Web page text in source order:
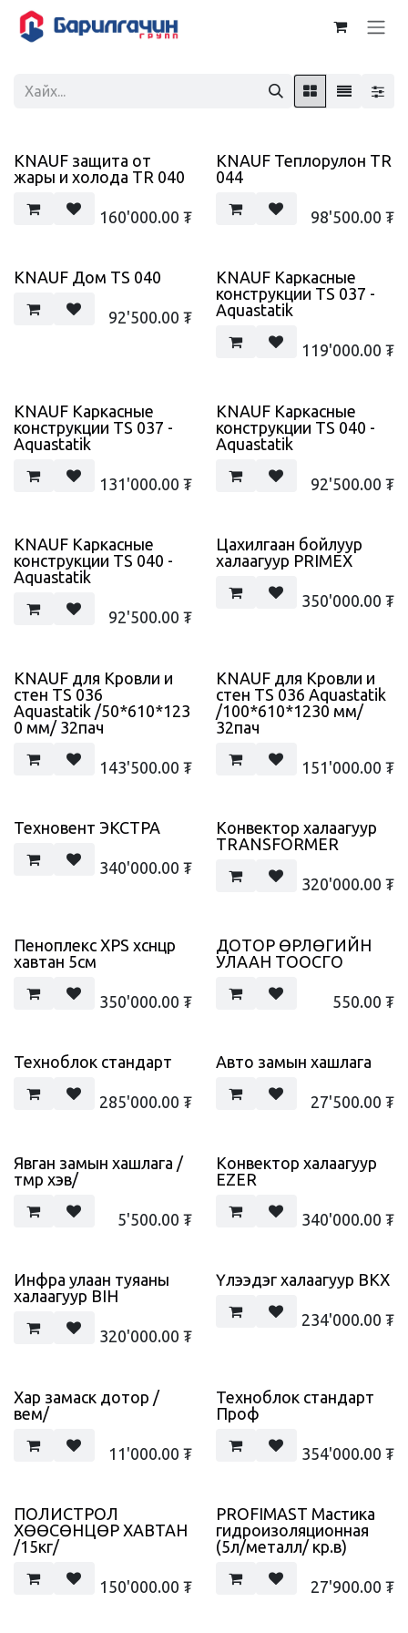
Skip to Content
KNAUF защита от
жары и холода TR 040
160'000.00 ₮
KNAUF Теплорулон TR
044
98'500.00 ₮
KNAUF Дом TS 040
92'500.00 ₮
KNAUF Каркасные
конструкции TS 037 -
Aquastatik
119'000.00 ₮
KNAUF Каркасные
конструкции TS 037 -
Aquastatik
131'000.00 ₮
KNAUF Каркасные
конструкции TS 040 -
Aquastatik
92'500.00 ₮
KNAUF Каркасные
конструкции TS 040 -
Aquastatik
92'500.00 ₮
Цахилгаан бойлуур
халаагуур PRIMEX
350'000.00 ₮
KNAUF для Кровли и
стен TS 036
Aquastatik /50*610*123
0 мм/ 32пач
143'500.00 ₮
KNAUF для Кровли и
стен TS 036 Aquastatik
/100*610*1230 мм/
32пач
151'000.00 ₮
Техновент ЭКСТРА
340'000.00 ₮
Конвектор халаагуур
TRANSFORMER
320'000.00 ₮
Пеноплекс XPS хөөсөнцөр
хавтан 5см
350'000.00 ₮
ДОТОР ӨРЛӨГИЙН
УЛААН ТООСГО
550.00 ₮
Техноблок стандарт
285'000.00 ₮
Авто замын хашлага
27'500.00 ₮
Явган замын хашлага /
төмөр хэв/
5'500.00 ₮
Конвектор халаагуур
EZER
340'000.00 ₮
Инфра улаан туяаны
халаагуур BIH
320'000.00 ₮
Үлээдэг халаагуур BKX
234'000.00 ₮
Хар замаск дотор /
вем/
11'000.00 ₮
Техноблок стандарт
Проф
354'000.00 ₮
ПОЛИСТРОЛ
ХӨӨСӨНЦӨР ХАВТАН
/15кг/
150'000.00 ₮
PROFIMAST Мастика
гидроизоляционная
(5л/металл/ кр.в)
27'900.00 ₮